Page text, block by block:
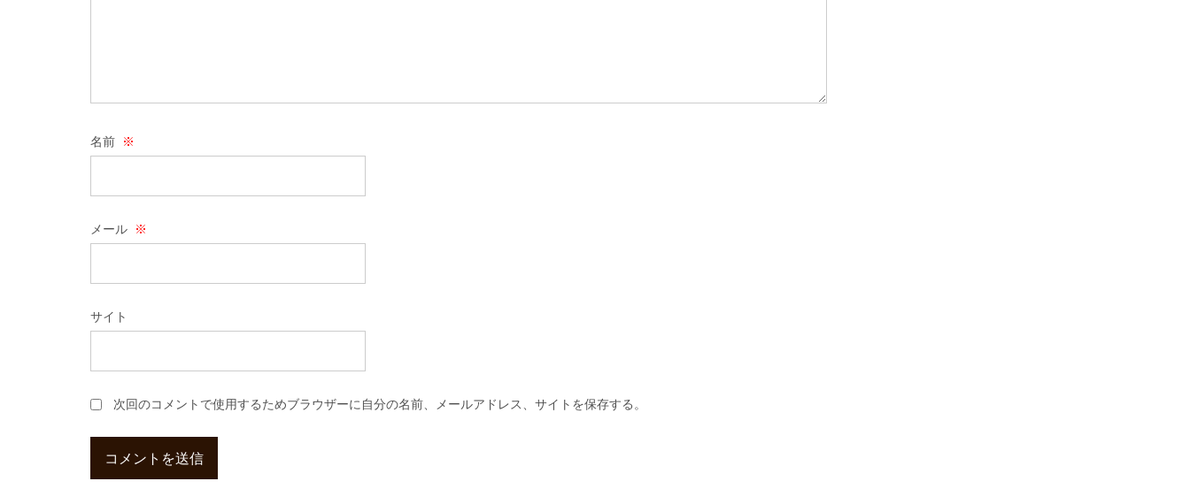
名前 ※
メール ※
サイト
次回のコメントで使用するためブラウザーに自分の名前、メールアドレス、サイトを保存する。